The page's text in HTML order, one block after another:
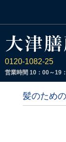
0120-1082-25
営業時間 10：00～19
髪のため